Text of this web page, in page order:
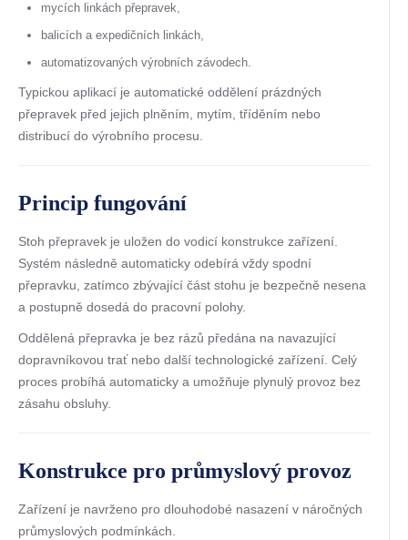
mycích linkách přepravek,
balicích a expedičních linkách,
automatizovaných výrobních závodech.
Typickou aplikací je automatické oddělení prázdných
přepravek před jejich plněním, mytím, tříděním nebo
distribucí do výrobního procesu.
Princip fungování
Stoh přepravek je uložen do vodicí konstrukce zařízení.
Systém následně automaticky odebírá vždy spodní
přepravku, zatímco zbývající část stohu je bezpečně nesena
a postupně dosedá do pracovní polohy.
Oddělená přepravka je bez rázů předána na navazující
dopravníkovou trať nebo další technologické zařízení. Celý
proces probíhá automaticky a umožňuje plynulý provoz bez
zásahu obsluhy.
Konstrukce pro průmyslový provoz
Zařízení je navrženo pro dlouhodobé nasazení v náročných
průmyslových podmínkách.